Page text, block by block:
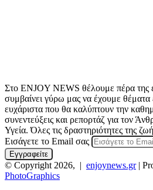
Στο ENJOY NEWS θέλουμε πέρα της
συμβαίνει γύρω μας να έχουμε θέματα
ευχάριστα που θα καλύπτουν την
συνεντεύξεις και ρεπορτάζ για τον
Υγεία. Όλες τις δραστηριότητες της
Εισάγετε το Email σας
© Copyright 2026, | enjoynews.gr|
PhotoGraphics